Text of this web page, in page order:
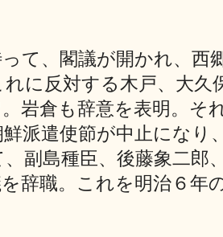
て、閣議が開かれ、西
に反対する木戸、大久
岩倉も辞意を表明。そ
派遣使節が中止になり
副島種臣、後藤象二郎
辞職。これを明治６年